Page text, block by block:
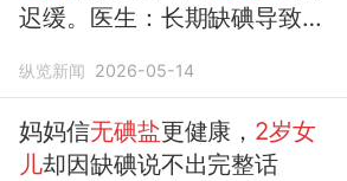
迟缓。医生：长期缺碘导致甲
纵览新闻 2026-05-14
妈妈信无碘盐更健康， 2岁女
儿却因缺碘说不出完整话